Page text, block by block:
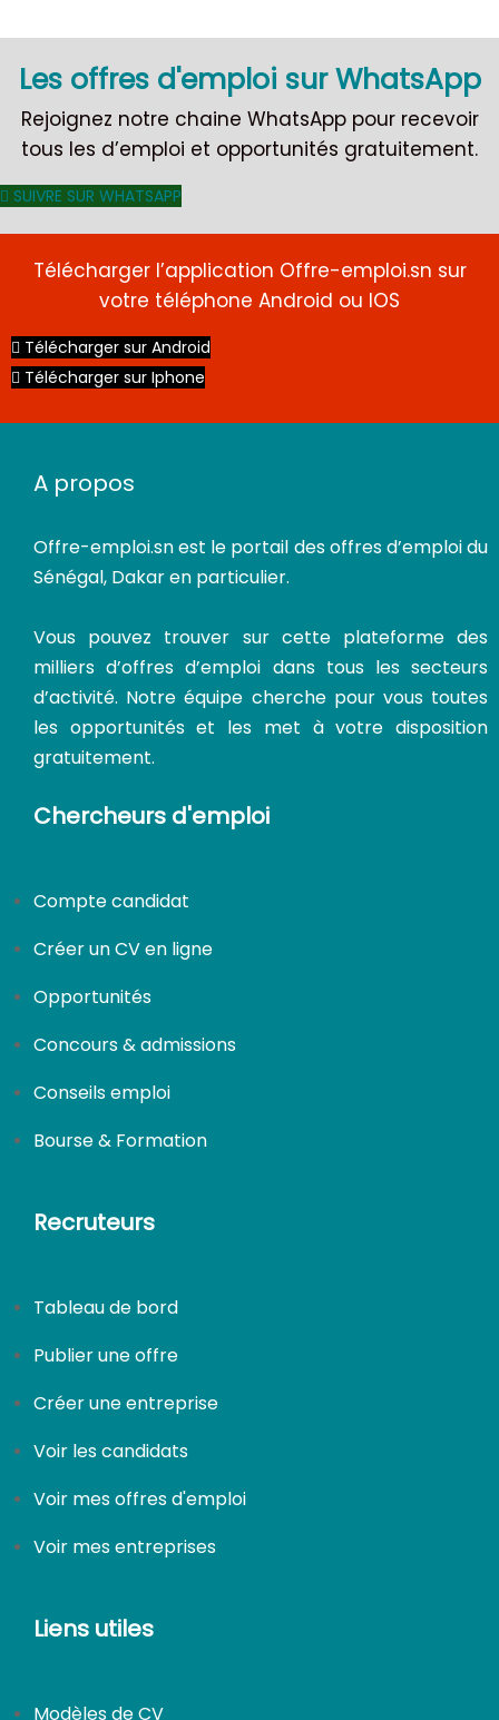
CDI
Les offres d'emploi sur WhatsApp
Rejoignez notre chaine WhatsApp pour recevoir
tous les d’emploi et opportunités gratuitement.
SUIVRE SUR WHATSAPP
Télécharger l’application Offre-emploi.sn sur
votre téléphone Android ou IOS
Télécharger sur Android
Télécharger sur Iphone
A propos
Offre-emploi.snest le portail des offres d’emploi du
Sénégal, Dakar en particulier.
Vous pouvez trouver sur cette plateforme des
milliers d’offres d’emploi dans tous les secteurs
d’activité. Notre équipe cherche pour vous toutes
les opportunités et les met à votre disposition
gratuitement.
Chercheurs d'emploi
Compte candidat
Créer un CV en ligne
Opportunités
Concours & admissions
Conseils emploi
Bourse & Formation
Recruteurs
Tableau de bord
Publier une offre
Créer une entreprise
Voir les candidats
Voir mes offres d'emploi
Voir mes entreprises
Liens utiles
Modèles de CV